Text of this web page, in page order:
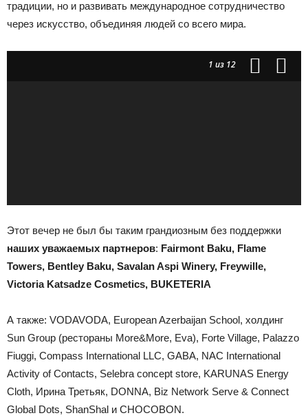
традиции, но и развивать международное сотрудничество
через искусство, объединяя людей со всего мира.
1 из 12
Этот вечер не был бы таким грандиозным без поддержки
наших уважаемых партнеров: Fairmont Baku, Flame
Towers, Bentley Baku, Savalan Aspi Winery, Freywille,
Victoria Katsadze Cosmetics, BUKETERIA
А также: VODAVODA, European Azerbaijan School, холдинг
Sun Group (рестораны More&More, Eva), Forte Village, Palazzo
Fiuggi, Compass International LLC, GABA, NAC International
Activity of Contacts, Selebra concept store, KARUNAS Energy
Cloth, Ирина Третьяк, DONNA, Biz Network Serve & Connect
Global Dots, ShanShal и CHOCOBON.